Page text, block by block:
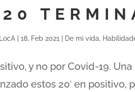
|18, Feb 2021 De mi vida,
y no por Covid-19.
estos 20′ en positivo,